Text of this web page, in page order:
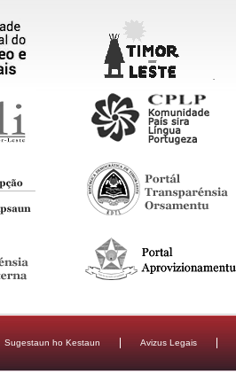
Sugestaun ho Kestaun Avizus Legais